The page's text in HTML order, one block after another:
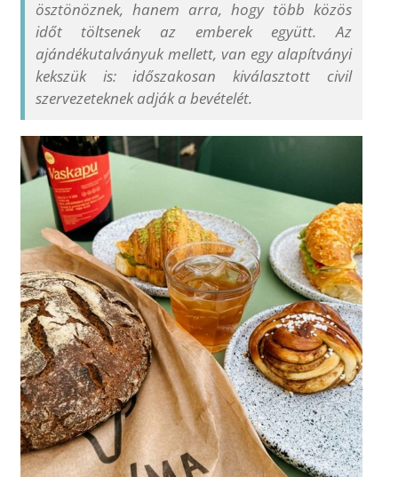
ösztönöznek, hanem arra, hogy több közös
időt töltsenek az emberek együtt. Az
ajándékutalványuk mellett, van egy alapítványi
kekszük is: időszakosan kiválasztott civil
szervezeteknek adják a bevételét.